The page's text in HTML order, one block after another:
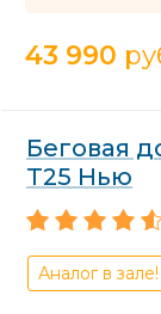
43 990
Беговая
Т25 Нью
Аналог в зале!